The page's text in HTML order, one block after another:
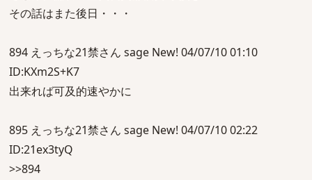
その話はまた後日・・・
894 えっちな21禁さん sage New! 04/07/10 01:10
ID:KXm2S+K7
出来れば可及的速やかに
895 えっちな21禁さん sage New! 04/07/10 02:22
ID:21ex3tyQ
>>894